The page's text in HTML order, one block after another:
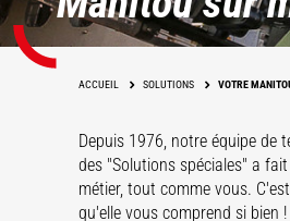
ACCUEIL SOLUTIONS VOTRE
Depuis 1976, notre équipe de
des "Solutions spéciales" a
métier, tout comme vous.
qu'elle vous comprend si bien